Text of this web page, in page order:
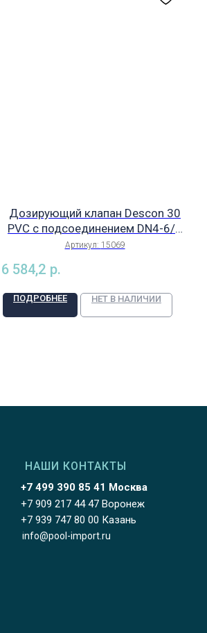
Дозирующий клапан Descon 30
PVC с подсоединением DN4-6/4
мм, глубина погружения трубки 30
Артикул: 15069
6 584,2 р.
ПОДРОБНЕЕ НЕТ В НАЛИЧИИ
+7 499 390 85 41 Москва
НАШИ КОНТАКТЫ
+7 909 217 44 47 Воронеж
+7 939 747 80 00 Казань
info@pool-import.ru